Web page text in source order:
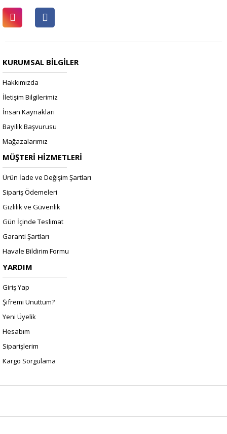
KURUMSAL BİLGİLER
Hakkımızda
İletişim Bilgilerimiz
İnsan Kaynakları
Bayilik Başvurusu
Mağazalarımız
MÜŞTERİ HİZMETLERİ
Ürün İade ve Değişim Şartları
Sipariş Ödemeleri
Gizlilik ve Güvenlik
Gün İçinde Teslimat
Garanti Şartları
Havale Bildirim Formu
YARDIM
Giriş Yap
Şifremi Unuttum?
Yeni Üyelik
Hesabım
Siparişlerim
Kargo Sorgulama